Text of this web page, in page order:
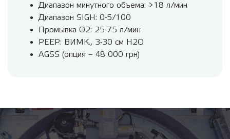
Диапазон минутного объема: >18 л/мин
Диапазон SIGH: 0-5/100
Промывка O2: 25-75 л/мин
PEEP: ВИМК., 3-30 см H2O
AGSS (опция – 48 000 грн)